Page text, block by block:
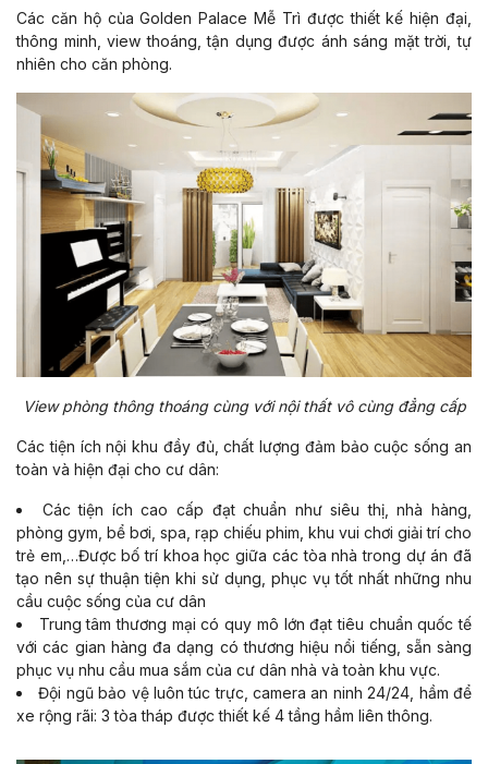
Các căn hộ của Golden Palace Mễ Trì được thiết kế hiện đại,
thông minh, view thoáng, tận dụng được ánh sáng mặt trời, tự
nhiên cho căn phòng.
View phòng thông thoáng cùng với nội thất vô cùng đẳng cấp
Các tiện ích nội khu đầy đủ, chất lượng đảm bảo cuộc sống an
toàn và hiện đại cho cư dân:
Các tiện ích cao cấp đạt chuẩn như siêu thị, nhà hàng,
phòng gym, bể bơi, spa, rạp chiếu phim, khu vui chơi giải trí cho
trẻ em,…Được bố trí khoa học giữa các tòa nhà trong dự án đã
tạo nên sự thuận tiện khi sử dụng, phục vụ tốt nhất những nhu
cầu cuộc sống của cư dân
Trung tâm thương mại có quy mô lớn đạt tiêu chuẩn quốc tế
với các gian hàng đa dạng có thương hiệu nổi tiếng, sẵn sàng
phục vụ nhu cầu mua sắm của cư dân nhà và toàn khu vực.
Đội ngũ bảo vệ luôn túc trực, camera an ninh 24/24, hầm để
xe rộng rãi: 3 tòa tháp được thiết kế 4 tầng hầm liên thông.